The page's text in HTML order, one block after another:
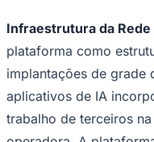
Infraestrutura da Rede
plataforma como
implantações de grade
aplicativos de IA
trabalho de terceiros